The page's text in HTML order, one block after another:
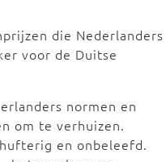
die Nederlanders
voor de Duitse
normen en
om te verhuizen.
en onbeleefd.